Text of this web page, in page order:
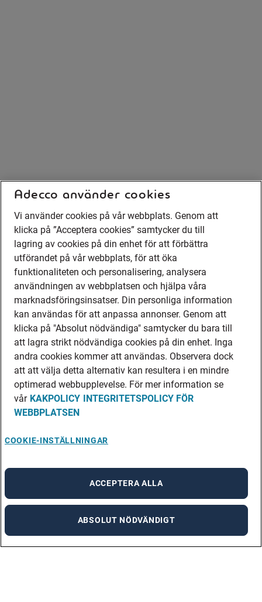
Adecco använder cookies
Vi använder cookies på vår webbplats. Genom att
klicka på ”Acceptera cookies” samtycker du till
lagring av cookies på din enhet för att förbättra
utförandet på vår webbplats, för att öka
funktionaliteten och personalisering, analysera
användningen av webbplatsen och hjälpa våra
marknadsföringsinsatser. Din personliga information
kan användas för att anpassa annonser. Genom att
klicka på "Absolut nödvändiga" samtycker du bara till
att lagra strikt nödvändiga cookies på din enhet. Inga
andra cookies kommer att användas. Observera dock
att att välja detta alternativ kan resultera i en mindre
optimerad webbupplevelse. För mer information se
vår KAKPOLICY INTEGRITETSPOLICY FÖR
WEBBPLATSEN
COOKIE-INSTÄLLNINGAR
ABSOLUT NÖDVÄNDIGT
ACCEPTERA ALLA